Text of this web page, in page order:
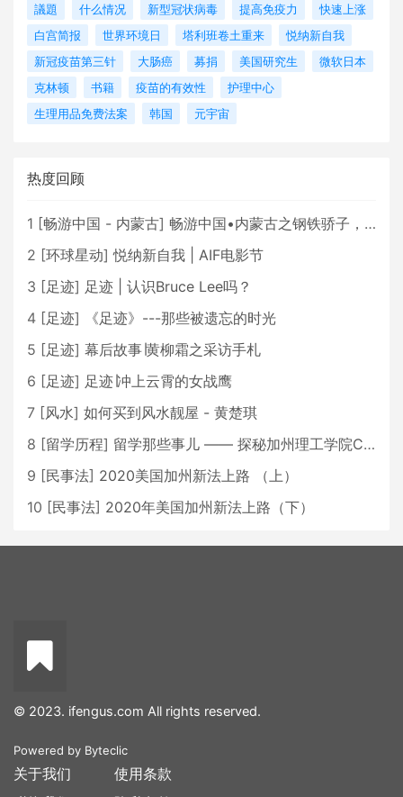
議題
什么情况 新型冠状病毒 提高免疫力
快速上涨
白宫简报
世界环境日 塔利班卷土重来
悦纳新自我
新冠疫苗第三针
大肠癌 募捐 美国研究生
微软日本
克林顿
书籍 疫苗的有效性
护理中心
生理用品免费法案
韩国 元宇宙
热度回顾
1 [畅游中国 - 内蒙古] 畅游中国•内蒙古之钢铁骄子，魅力包头
2 [环球星动] 悦纳新自我 | AIF电影节
3 [足迹] 足迹 | 认识Bruce Lee吗？
4 [足迹]
《足迹》---那些被遗忘的时光
5 [足迹] 幕后故事∣黄柳霜之采访手札
6 [足迹] 足迹∣冲上云霄的女战鹰
7 [风水] 如何买到风水靓屋 - 黄楚琪
8 [留学历程] 留学那些事儿 —— 探秘加州理工学院Caltech博士生活 [上集]
9 [民事法] 2020美国加州新法上路 （上）
10 [民事法] 2020年美国加州新法上路（下）
© 2023. ifengus.com All rights reserved.
Powered by Byteclic
关于我们
使用条款